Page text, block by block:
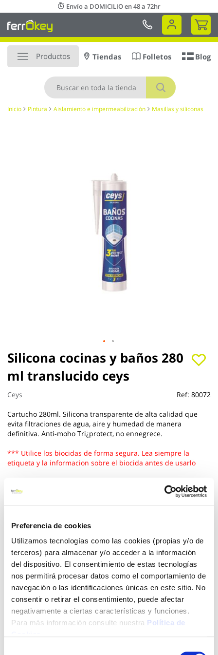
Preferencia de cookies
Utilizamos tecnologías como las cookies (propias y/o de
terceros) para almacenar y/o acceder a la información
del dispositivo. El consentimiento de estas tecnologías
nos permitirá procesar datos como el comportamiento de
navegación o las identificaciones únicas en este sitio. No
consentir o retirar el consentimiento, puede afectar
negativamente a ciertas características y funciones.
Para más información consulte nuestra Política de
al
contenido
Envío a DOMICILIO en 48 a 72hr
Mi
Productos
Buscar
Tiendas Folletos Blog
Inicio Pintura Aislamiento e impermeabilización Masillas y siliconas
Silicona cocinas y baños 280
ml translucido ceys
Ceys Ref: 80072
Cartucho 280ml. Silicona transparente de alta calidad que
evita filtraciones de agua, aire y humedad de manera
definitiva. Anti-moho Tri¿protect, no ennegrece.
*** Utilice los biocidas de forma segura. Lea siempre la
etiqueta y la informacion sobre el biocida antes de usarlo
Añadir al carrito
Click&Collect - Recogida gratis
en nuestras tiendas
5 días hábiles
Saltar
al
comienzo
de
la
galería
de
imágenes